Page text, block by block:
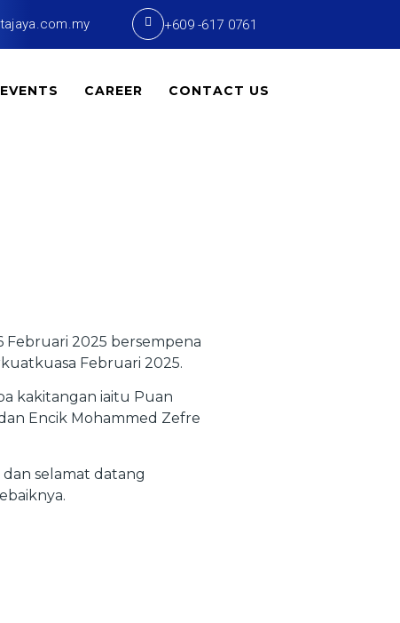
+609 -617 0761
EVENTS CAREER CONTACT US
Februari 2025 bersempena
Februari 2025.
kakitangan iaitu Puan
Encik Mohammed Zefre
selamat datang